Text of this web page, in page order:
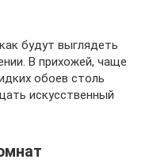
будут выглядеть
В прихожей, чаще
обоев столь
искусственный